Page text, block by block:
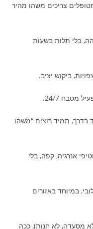
צריכים משהו מהיר
בלי תלות בשעות
ביקוש יציב.
מטבח 24/7.
תמיד רוצים “משהו
אנרגיה, קפה, בלי
במיוחד באזורים
מסעדה, לא חנות), ככה